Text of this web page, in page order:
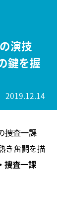
演技
鍵を握
2019.12.14
捜査一課
き奮闘を描
捜査一課